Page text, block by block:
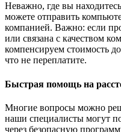
Неважно, где вы
можете отправить
компанией. Важно: если
или связана с качеством
компенсируем стоимость
что не переплатите.
Быстрая помощь на
Многие вопросы можно
наши специалисты могут
через безопасную